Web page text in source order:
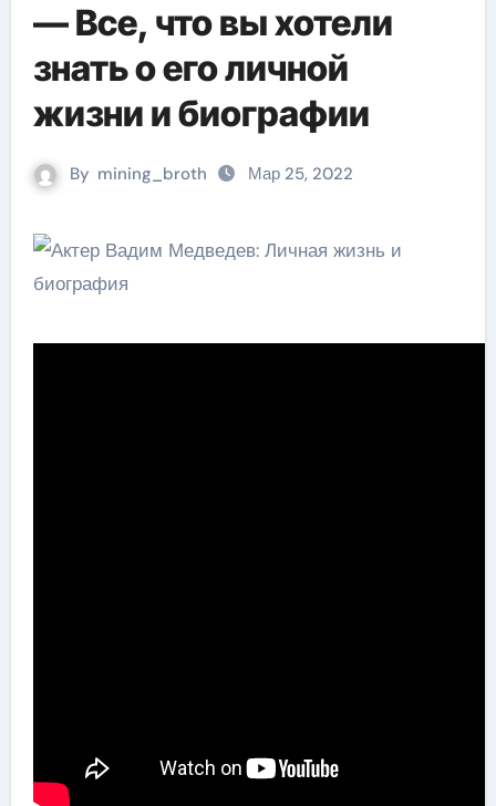
— Все, что вы хотели
знать о его личной
жизни и биографии
By mining_broth Мар 25, 2022